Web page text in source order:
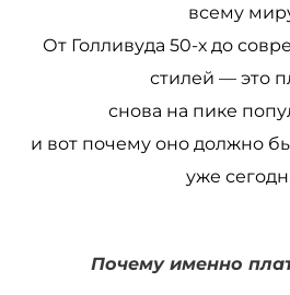
всему
От Голливуда 50-х до
стилей — это
снова на пике
и вот почему оно должно
уже
Почему именно